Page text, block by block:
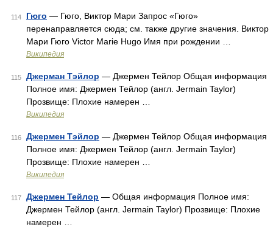
114 Гюго — Гюго, Виктор Мари Запрос «Гюго»
перенаправляется сюда; см. также другие значения. Виктор
Мари Гюго Victor Marie Hugo Имя при рождении …
Википедия
115 Джерман Тэйлор — Джермен Тейлор Общая информация
Полное имя: Джермен Тейлор (англ. Jermain Taylor)
Прозвище: Плохие намерен …
Википедия
116 Джермен Тэйлор — Джермен Тейлор Общая информация
Полное имя: Джермен Тейлор (англ. Jermain Taylor)
Прозвище: Плохие намерен …
Википедия
117 Джермен Тейлор — Общая информация Полное имя:
Джермен Тейлор (англ. Jermain Taylor) Прозвище: Плохие
намерен …